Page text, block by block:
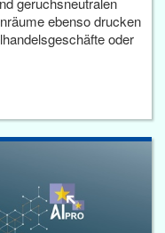
ebenso drucken
oder